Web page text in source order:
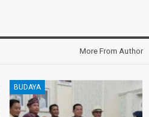
More From Author
BUDAYA